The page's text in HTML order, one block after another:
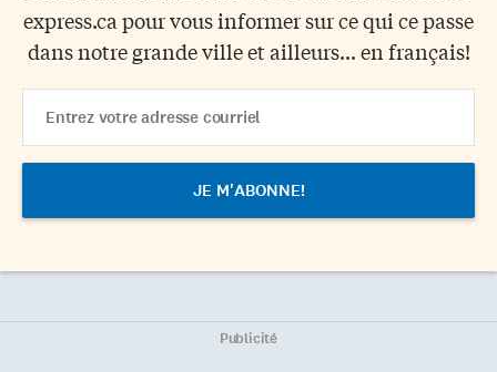
express.ca pour vous informer sur ce qui ce passe
dans notre grande ville et ailleurs... en français!
Address
Publicité